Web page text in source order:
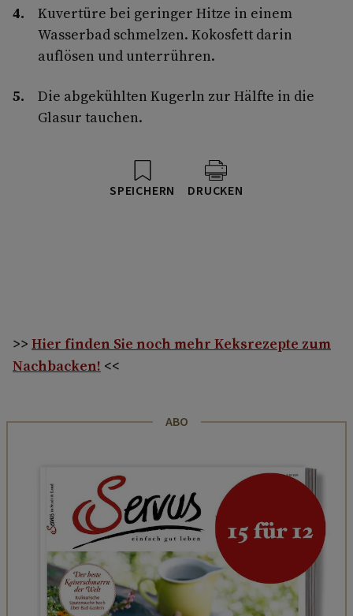
Kuvertüre bei geringer Hitze in einem
Wasserbad schmelzen. Kokosfett darin
auflösen und unterrühren.
Die abgekühlten Kugerln zur Hälfte in die
Glasur tauchen.
SPEICHERN DRUCKEN
>> Hier finden Sie noch mehr Keksrezepte zum
Nachbacken! <<
ABO